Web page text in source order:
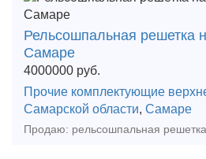
Рельсошпальная решетка
Самаре
4000000 руб.
Прочие комплектующие
Самарской области, Самаре